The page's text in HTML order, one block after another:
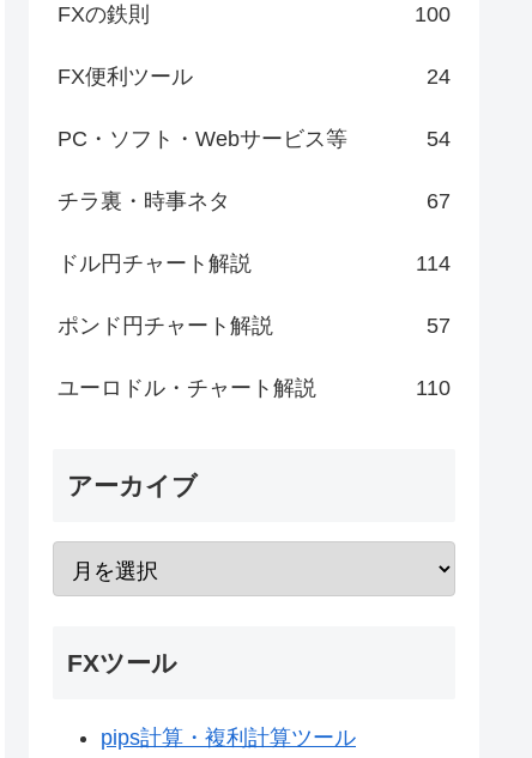
FXの鉄則 100
FX便利ツール 24
PC・ソフト・Webサービス等 54
チラ裏・時事ネタ 67
ドル円チャート解説 114
ポンド円チャート解説 57
ユーロドル・チャート解説 110
アーカイブ
FXツール
pips計算・複利計算ツール